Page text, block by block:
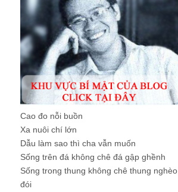
Cao đo nỗi buồn
Xa nuôi chí lớn
Dẫu làm sao thì cha vẫn muốn
Sống trên đá không chê đá gập ghềnh
Sống trong thung không chê thung nghèo
đói